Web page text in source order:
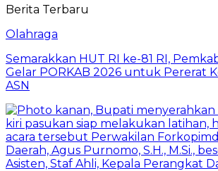
Berita Terbaru
Olahraga
Semarakkan HUT RI ke-81 RI,
Gelar PORKAB 2026 untuk Pererat
ASN